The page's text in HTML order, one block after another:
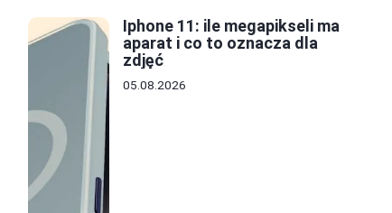
Iphone 11: ile megapikseli ma
aparat i co to oznacza dla
zdjęć
05.08.2026